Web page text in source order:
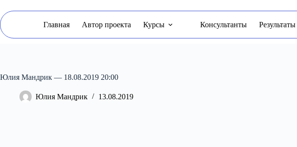
сути
Главная Автор проекта Курсы Консультанты
Юлия Мандрик — 18.08.2019 20:00
Юлия Мандрик 13.08.2019